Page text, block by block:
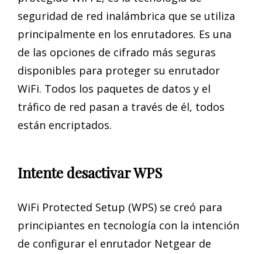
seguridad de red inalámbrica que se utiliza
principalmente en los enrutadores. Es una
de las opciones de cifrado más seguras
disponibles para proteger su enrutador
WiFi. Todos los paquetes de datos y el
tráfico de red pasan a través de él, todos
están encriptados.
Intente desactivar WPS
WiFi Protected Setup (WPS) se creó para
principiantes en tecnología con la intención
de configurar el enrutador Netgear de